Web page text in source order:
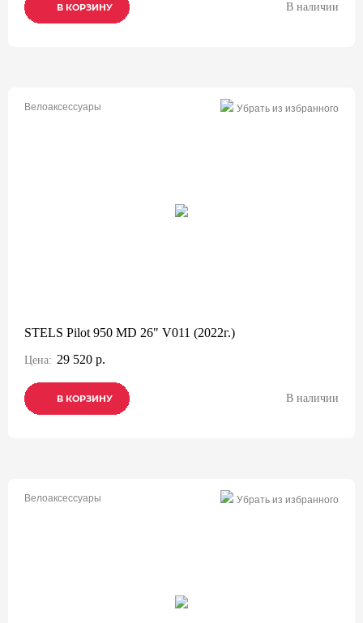
В КОРЗИНУ
В КОРЗИНУ
В КОРЗИНУ В наличии
Велоаксессуары Убрать из избранного
STELS Pilot 950 MD 26" V011 (2022г.)
Цена: 29 520 р.
В КОРЗИНУ
В КОРЗИНУ
В КОРЗИНУ В наличии
Велоаксессуары Убрать из избранного